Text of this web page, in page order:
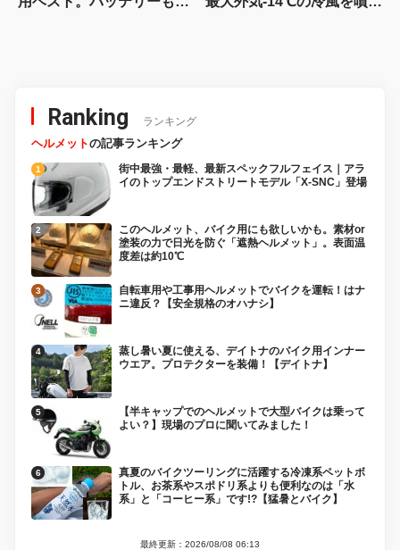
Ranking ランキング
ヘルメットの記事ランキング
街中最強・最軽、最新スペックフルフェイス｜アラ
イのトップエンドストリートモデル「X-SNC」登場
このヘルメット、バイク用にも欲しいかも。素材or
塗装の力で日光を防ぐ「遮熱ヘルメット」。表面温
度差は約10℃
自転車用や工事用ヘルメットでバイクを運転！はナ
ニ違反？【安全規格のオハナシ】
蒸し暑い夏に使える、デイトナのバイク用インナー
ウエア。プロテクターを装備！【デイトナ】
【半キャップでのヘルメットで大型バイクは乗って
よい？】現場のプロに聞いてみました！
真夏のバイクツーリングに活躍する冷凍系ペットボ
トル、お茶系やスポドリ系よりも便利なのは「水
系」と「コーヒー系」です!?【猛暑とバイク】
最終更新：2026/08/08 06:13